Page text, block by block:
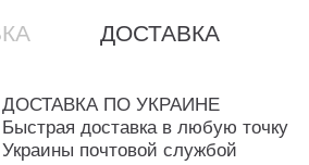
ДОСТАВКА
ДОСТАВКА ПО УКРАИНЕ
Быстрая доставка в любую точку
Украины почтовой службой